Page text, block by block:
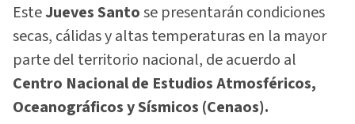
EsteJueves Santose presentarán condiciones
secas, cálidas y altas temperaturas en la mayor
parte del territorio nacional, de acuerdo al
Centro Nacional de Estudios Atmosféricos,
Oceanográficos y Sísmicos (Cenaos).